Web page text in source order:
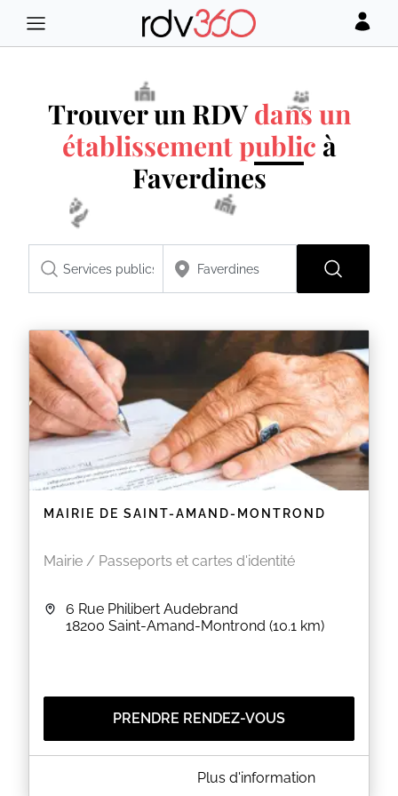
Trouver un RDVdans un
établissement public à
Faverdines
MAIRIE DE SAINT-AMAND-MONTROND
Mairie / Passeports et cartes d'identité
6 Rue Philibert Audebrand
18200 Saint-Amand-Montrond (10.1 km)
PRENDRE RENDEZ-VOUS
A PROPOS DE MAIRIE DE SAINT-AMAND-MONTROND
Plus d'information